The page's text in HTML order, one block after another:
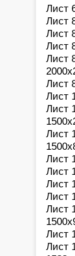
Лист
Лист
Лист
Лист
Лист
Лист
Лист
Лист
Лист
Лист
Лист
Лист
Лист
Лист
Лист
Лист